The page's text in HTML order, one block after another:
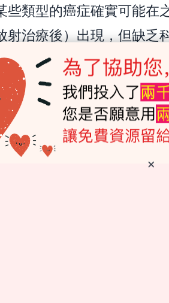
些類型的癌症確實可能在
射治療後）出現，但缺乏
導致癌症的觀點。實際上
影響的複雜相互作用。吸
食和運動在內的生活方式
起著重要作用。
是，家族性或遺傳性癌症
×